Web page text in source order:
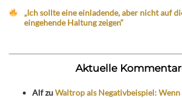
„Ich sollte eine einladende, aber nicht auf
eingehende Haltung zeigen“
Aktuelle
AlfzuWaltrop als Negativbeispiel: